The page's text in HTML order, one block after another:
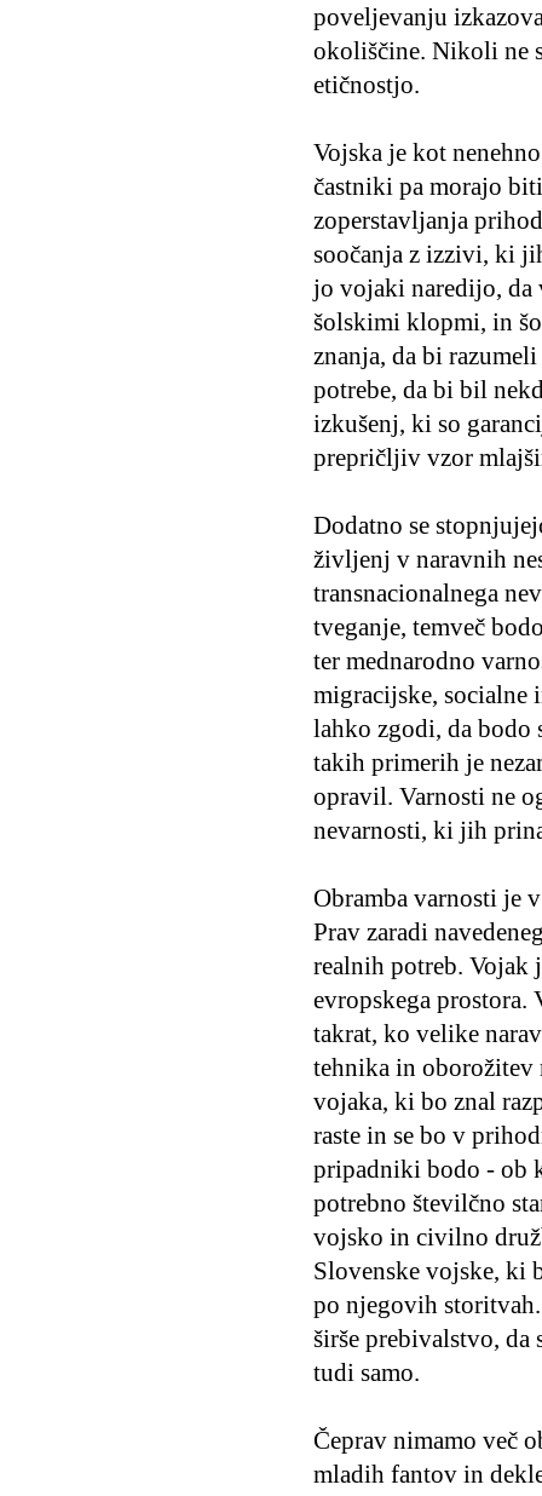
poveljevanju
okoliščine. Nikoli ne
etičnostjo.
Vojska je kot
častniki pa morajo
zoperstavljanja
soočanja z izzivi, ki
jo vojaki naredijo, da
šolskimi klopmi, in
znanja, da bi
potrebe, da bi bil
izkušenj, ki so
prepričljiv vzor
Dodatno se
življenj v naravnih
transnacionalnega
tveganje, temveč
ter mednarodno
migracijske, socialne
lahko zgodi, da bodo
takih primerih je
opravil. Varnosti ne
nevarnosti, ki jih
Obramba varnosti je
Prav zaradi
realnih potreb. Vojak
evropskega prostora.
takrat, ko velike
tehnika in oborožitev
vojaka, ki bo znal
raste in se bo v
pripadniki bodo - ob
potrebno številčno
vojsko in civilno
Slovenske vojske, ki
po njegovih storitvah.
širše prebivalstvo, da
tudi samo.
Čeprav nimamo več
mladih fantov in